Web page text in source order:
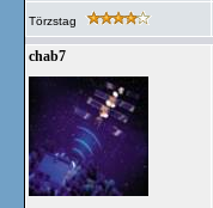
Törzstag
chab7